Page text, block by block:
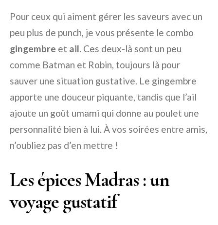
Pour ceux qui aiment gérer les saveurs avec un
peu plus de punch, je vous présente le combo
gingembre et ail. Ces deux-là sont un peu
comme Batman et Robin, toujours là pour
sauver une situation gustative. Le gingembre
apporte une douceur piquante, tandis que l’ail
ajoute un goût umami qui donne au poulet une
personnalité bien à lui. À vos soirées entre amis,
n’oubliez pas d’en mettre !
Les épices Madras : un
voyage gustatif